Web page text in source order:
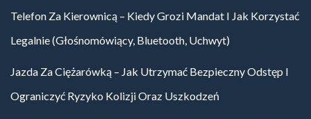
Telefon Za Kierownicą – Kiedy Grozi Mandat I Jak Korzystać
Legalnie (głośnomówiący, Bluetooth, Uchwyt)
Jazda Za Ciężarówką – Jak Utrzymać Bezpieczny Odstęp I
Ograniczyć Ryzyko Kolizji Oraz Uszkodzeń